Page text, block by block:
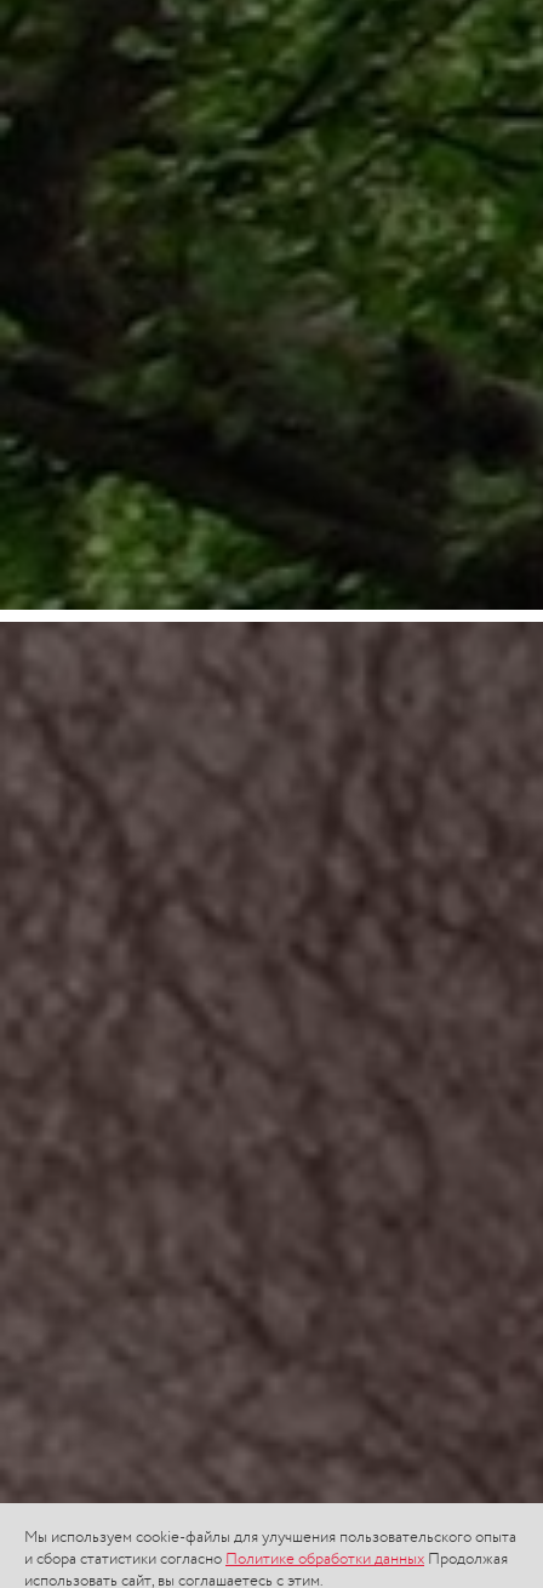
Мы используем cookie-файлы для улучшения пользовательского опыта
и сбора статистики согласно Политике обработки данных Продолжая
использовать сайт, вы соглашаетесь с этим.